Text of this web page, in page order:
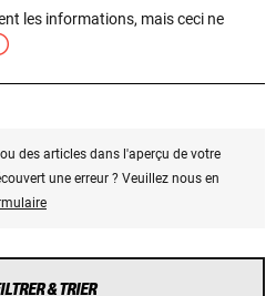
les informations, mais ceci ne
des articles dans l'aperçu de votre
une erreur ? Veuillez nous en
& TRIER